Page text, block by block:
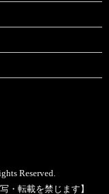
Reserved.
・転載を禁じます】